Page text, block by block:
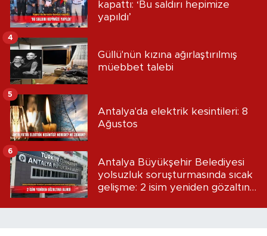
kapattı: ‘Bu saldırı hepimize
yapıldı’
Güllü'nün kızına ağırlaştırılmış
müebbet talebi
4
Antalya'da elektrik kesintileri: 8
Ağustos
5
Antalya Büyükşehir Belediyesi
yolsuzluk soruşturmasında sıcak
gelişme: 2 isim yeniden gözaltına
6